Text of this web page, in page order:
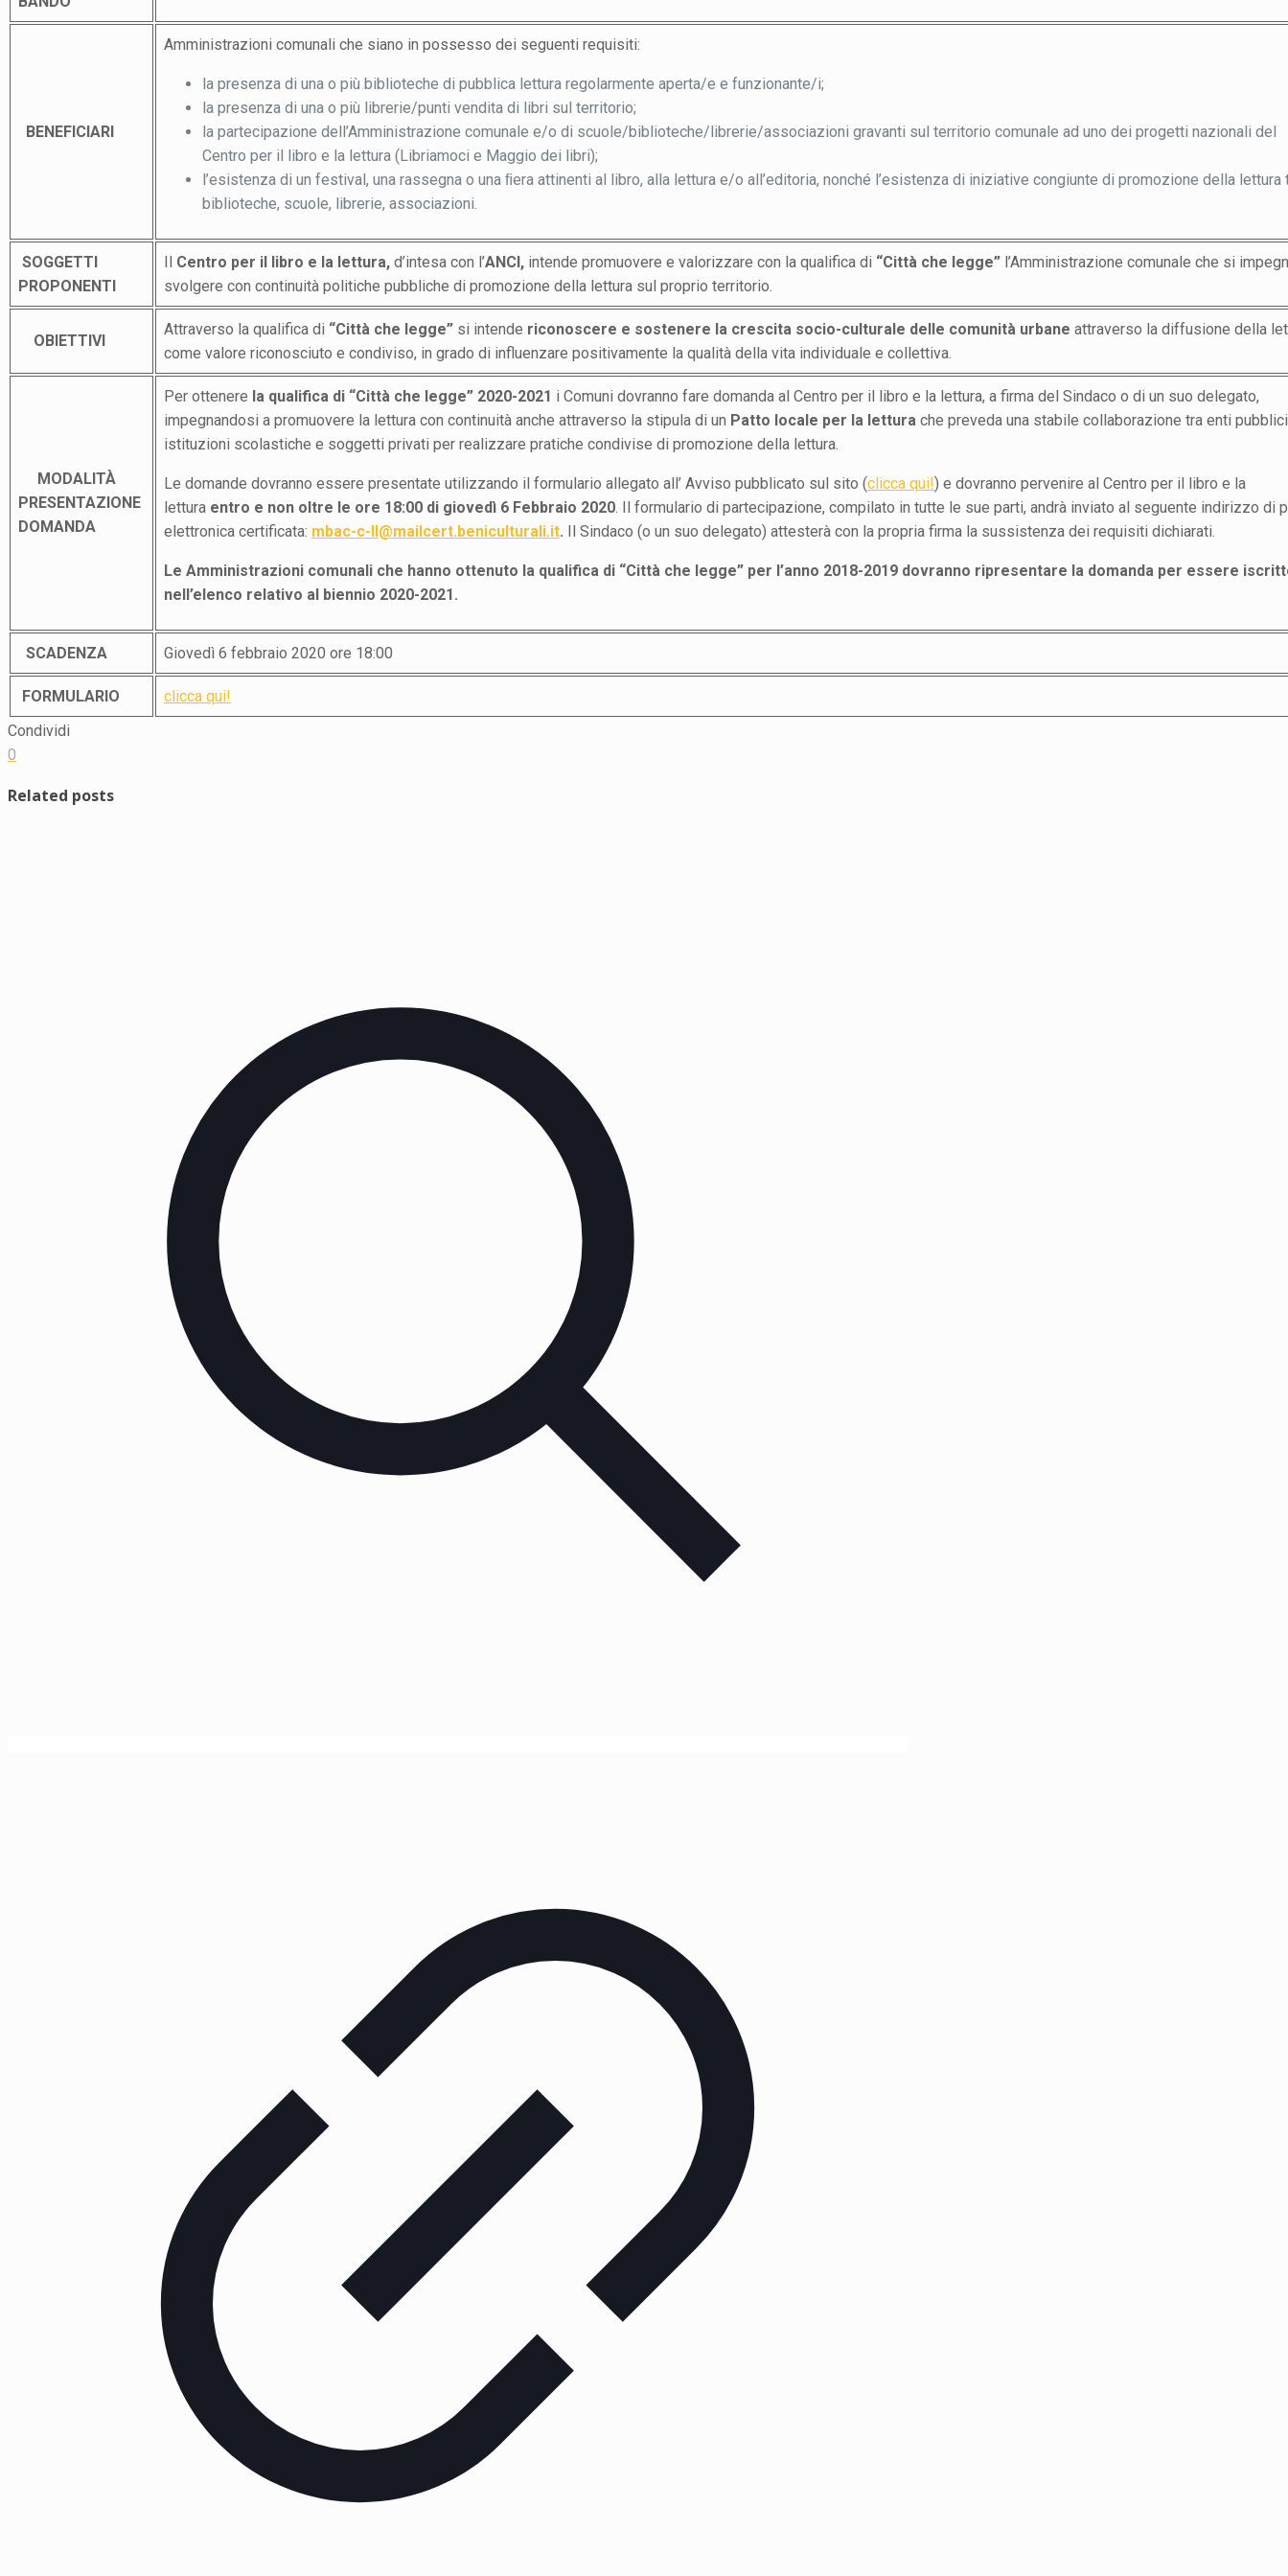
BENEFICIARI
Amministrazioni comunali che siano in possesso dei seguenti requisiti:
la presenza di una o più biblioteche di pubblica lettura regolarmente aperta/e e funzionante/i;
la presenza di una o più librerie/punti vendita di libri sul territorio;
la partecipazione dell’Amministrazione comunale e/o di scuole/biblioteche/librerie/associazioni gravanti sul territorio comunale ad uno dei progetti nazionali del
Centro per il libro e la lettura (Libriamoci e Maggio dei libri);
l’esistenza di un festival, una rassegna o una ﬁera attinenti al libro, alla lettura e/o all’editoria, nonché l’esistenza di iniziative congiunte di promozione della lettura
biblioteche, scuole, librerie, associazioni.
SOGGETTI
PROPONENTI
Il Centro per il libro e la lettura, d’intesa con l’ANCI, intende promuovere e valorizzare con la qualifica di “Città che legge” l’Amministrazione comunale che si
svolgere con continuità politiche pubbliche di promozione della lettura sul proprio territorio.
OBIETTIVI
Attraverso la qualifica di “Città che legge” si intende riconoscere e sostenere la crescita socio-culturale delle comunità urbane attraverso la diffusione della
come valore riconosciuto e condiviso, in grado di influenzare positivamente la qualità della vita individuale e collettiva.
MODALITÀ
PRESENTAZIONE
DOMANDA
Per ottenere la qualifica di “Città che legge” 2020-2021 i Comuni dovranno fare domanda al Centro per il libro e la lettura, a firma del Sindaco o di un suo delegato,
impegnandosi a promuovere la lettura con continuità anche attraverso la stipula di un Patto locale per la lettura che preveda una stabile collaborazione tra enti
istituzioni scolastiche e soggetti privati per realizzare pratiche condivise di promozione della lettura.
Le domande dovranno essere presentate utilizzando il formulario allegato all’ Avviso pubblicato sul sito (clicca qui!) e dovranno pervenire al Centro per il libro e la
lettura entro e non oltre le ore 18:00 di giovedì 6 Febbraio 2020 . Il formulario di partecipazione, compilato in tutte le sue parti, andrà inviato al seguente indirizzo di
elettronica certificata: mbac-c-ll@mailcert.beniculturali.it. Il Sindaco (o un suo delegato) attesterà con la propria firma la sussistenza dei requisiti dichiarati.
Le Amministrazioni comunali che hanno ottenuto la qualifica di “Città che legge” per l’anno 2018-2019 dovranno ripresentare la domanda per essere
nell’elenco relativo al biennio 2020-2021.
SCADENZA Giovedì 6 febbraio 2020 ore 18:00
FORMULARIO
clicca qui!
Condividi
0
Related posts